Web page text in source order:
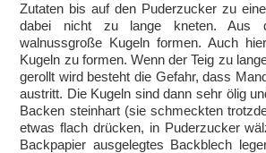
Zutaten bis auf den Puderzucker zu
dabei nicht zu lange kneten. Aus
walnussgroße Kugeln formen. Auch
Kugeln zu formen. Wenn der Teig zu
gerollt wird besteht die Gefahr, dass
austritt. Die Kugeln sind dann sehr ölig
Backen steinhart (sie schmeckten
etwas flach drücken, in Puderzucker
Backpapier ausgelegtes Backblech